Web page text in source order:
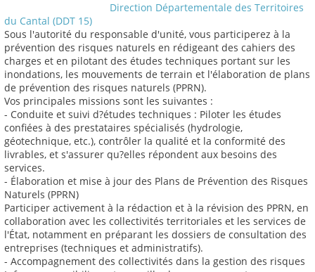
Direction Départementale des Territoires
du Cantal (DDT 15)
Sous l'autorité du responsable d'unité, vous participerez à la
prévention des risques naturels en rédigeant des cahiers des
charges et en pilotant des études techniques portant sur les
inondations, les mouvements de terrain et l'élaboration de plans
de prévention des risques naturels (PPRN).
Vos principales missions sont les suivantes :
- Conduite et suivi d?études techniques : Piloter les études
confiées à des prestataires spécialisés (hydrologie,
géotechnique, etc.), contrôler la qualité et la conformité des
livrables, et s'assurer qu?elles répondent aux besoins des
services.
- Élaboration et mise à jour des Plans de Prévention des Risques
Naturels (PPRN)
Participer activement à la rédaction et à la révision des PPRN, en
collaboration avec les collectivités territoriales et les services de
l'État, notamment en préparant les dossiers de consultation des
entreprises (techniques et administratifs).
- Accompagnement des collectivités dans la gestion des risques